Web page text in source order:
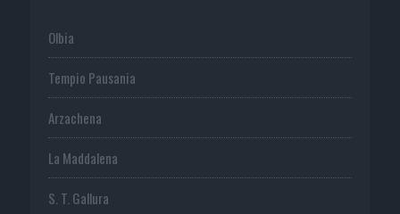
Olbia
Tempio Pausania
Arzachena
La Maddalena
S. T. Gallura